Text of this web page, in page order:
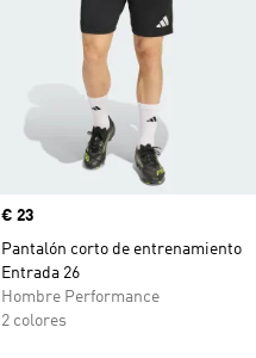
Precio
€ 23
Pantalón corto de entrenamiento
Entrada 26
Hombre Performance
2 colores